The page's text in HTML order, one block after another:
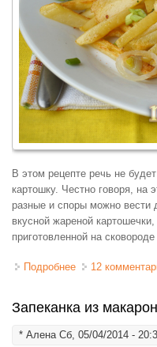
В этом рецепте речь не
картошку. Честно говоря, на
разные и споры можно вести
вкусной жареной
приготовленной на
Подробнее о Вкусная
12
Запеканка из
* АленаСб, 05/04/2014 -